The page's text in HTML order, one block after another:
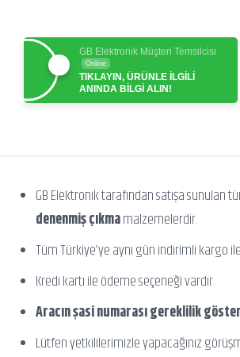
GB Elektronik Müşteri Temsilcisi
Online
TIKLAYIN, ÜRÜNLE İLGİLİ
ANINDA BİLGİ ALIN!
GB Elektronik tarafından satışa sunulan
denenmiş çıkmamalzemelerdir.
Tüm Türkiye’ye aynı gün indirimli kargo
Kredi kartı ile ödeme seçeneği vardır.
Aracın şasi numarası gereklilik
Lütfen yetkililerimizle yapacağınız